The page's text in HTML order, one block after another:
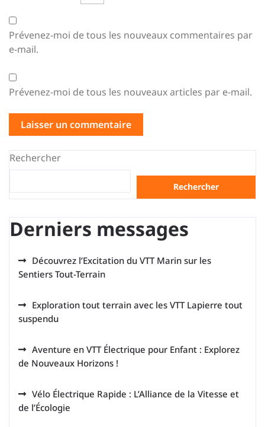
Prévenez-moi de tous les nouveaux commentaires par
e-mail.
Prévenez-moi de tous les nouveaux articles par e-mail.
Rechercher
Rechercher
Derniers messages
Découvrez l’Excitation du VTT Marin sur les
Sentiers Tout-Terrain
Exploration tout terrain avec les VTT Lapierre tout
suspendu
Aventure en VTT Électrique pour Enfant : Explorez
de Nouveaux Horizons !
Vélo Électrique Rapide : L’Alliance de la Vitesse et
de l’Écologie